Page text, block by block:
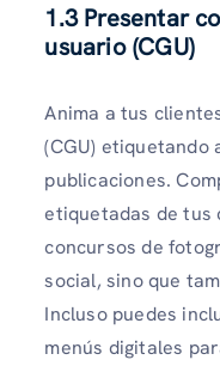
1.3 Presentar
usuario (CGU)
Anima a tus
(CGU)
publicaciones.
etiquetadas de tus
concursos de
social, sino que
Incluso puedes
menús digitales